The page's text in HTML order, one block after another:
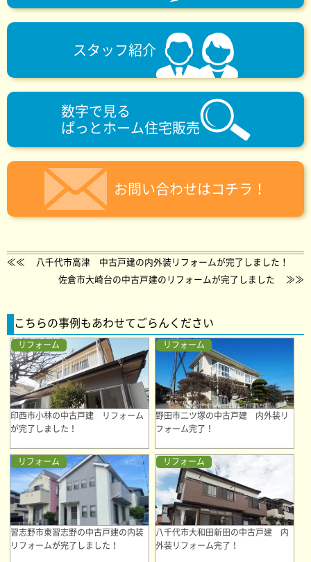
スタッフ紹介
数字で見る
ぱっとホーム住宅販売
お問い合わせはコチラ！
≪≪ 八千代市高津 中古戸建の内外装リフォームが完了しました！
佐倉市大崎台の中古戸建のリフォームが完了しました ≫≫
こちらの事例もあわせてごらんください
リフォーム
印西市小林の中古戸建 リフォーム
が完了しました！
リフォーム
野田市二ツ塚の中古戸建 内外装リ
フォーム完了！
リフォーム
習志野市東習志野の中古戸建の内装
リフォームが完了しました！
リフォーム
八千代市大和田新田の中古戸建 内
外装リフォーム完了！